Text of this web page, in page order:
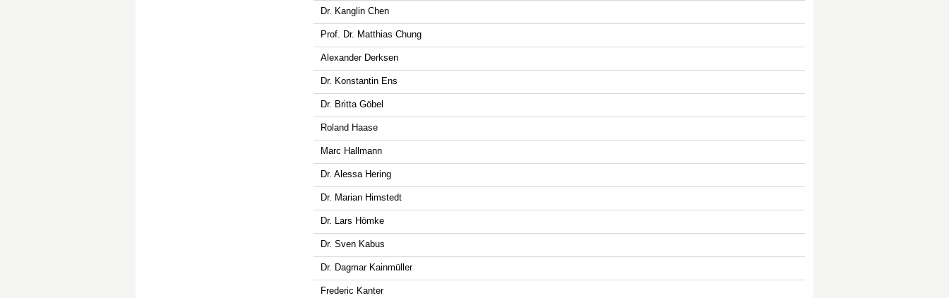
Dr. Kanglin Chen
Prof. Dr. Matthias Chung
Alexander Derksen
Dr. Konstantin Ens
Dr. Britta Göbel
Roland Haase
Marc Hallmann
Dr. Alessa Hering
Dr. Marian Himstedt
Dr. Lars Hömke
Dr. Sven Kabus
Dr. Dagmar Kainmüller
Frederic Kanter